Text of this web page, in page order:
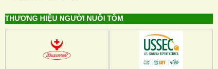
THƯƠNG HIỆU NGƯỜI NUÔI TÔM